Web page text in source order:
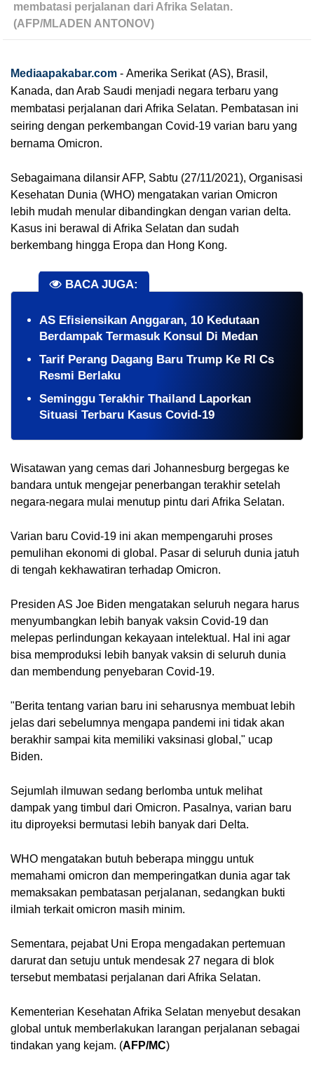
membatasi perjalanan dari Afrika Selatan.
(AFP/MLADEN ANTONOV)
Mediaapakabar.com - Amerika Serikat (AS), Brasil,
Kanada, dan Arab Saudi menjadi negara terbaru yang
membatasi perjalanan dari Afrika Selatan. Pembatasan ini
seiring dengan perkembangan Covid-19 varian baru yang
bernama Omicron.
Sebagaimana dilansir AFP, Sabtu (27/11/2021), Organisasi
Kesehatan Dunia (WHO) mengatakan varian Omicron
lebih mudah menular dibandingkan dengan varian delta.
Kasus ini berawal di Afrika Selatan dan sudah
berkembang hingga Eropa dan Hong Kong.
BACA JUGA:
AS Efisiensikan Anggaran, 10 Kedutaan
Berdampak Termasuk Konsul Di Medan
Tarif Perang Dagang Baru Trump Ke RI Cs
Resmi Berlaku
Seminggu Terakhir Thailand Laporkan
Situasi Terbaru Kasus Covid-19
Wisatawan yang cemas dari Johannesburg bergegas ke
bandara untuk mengejar penerbangan terakhir setelah
negara-negara mulai menutup pintu dari Afrika Selatan.
Varian baru Covid-19 ini akan mempengaruhi proses
pemulihan ekonomi di global. Pasar di seluruh dunia jatuh
di tengah kekhawatiran terhadap Omicron.
Presiden AS Joe Biden mengatakan seluruh negara harus
menyumbangkan lebih banyak vaksin Covid-19 dan
melepas perlindungan kekayaan intelektual. Hal ini agar
bisa memproduksi lebih banyak vaksin di seluruh dunia
dan membendung penyebaran Covid-19.
"Berita tentang varian baru ini seharusnya membuat lebih
jelas dari sebelumnya mengapa pandemi ini tidak akan
berakhir sampai kita memiliki vaksinasi global," ucap
Biden.
Sejumlah ilmuwan sedang berlomba untuk melihat
dampak yang timbul dari Omicron. Pasalnya, varian baru
itu diproyeksi bermutasi lebih banyak dari Delta.
WHO mengatakan butuh beberapa minggu untuk
memahami omicron dan memperingatkan dunia agar tak
memaksakan pembatasan perjalanan, sedangkan bukti
ilmiah terkait omicron masih minim.
Sementara, pejabat Uni Eropa mengadakan pertemuan
darurat dan setuju untuk mendesak 27 negara di blok
tersebut membatasi perjalanan dari Afrika Selatan.
Kementerian Kesehatan Afrika Selatan menyebut desakan
global untuk memberlakukan larangan perjalanan sebagai
tindakan yang kejam. (AFP/MC)